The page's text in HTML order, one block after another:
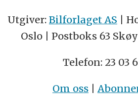
Utgiver: Bilforlaget AS |
Oslo | Postboks 63
Telefon: 23 03
Om oss |